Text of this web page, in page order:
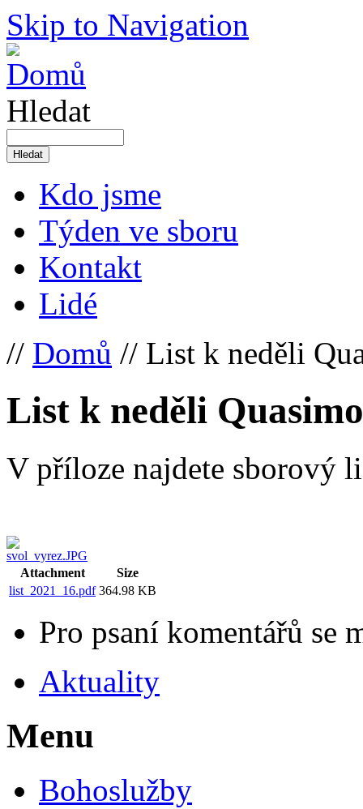
Skip to Navigation
Hledat
Kdo jsme
Týden ve sboru
Kontakt
Lidé
// Domů // List k neděli
List k neděli
V příloze najdete sborový
Attachment
Size
list_2021_16.pdf 364.98 KB
Pro psaní komentářů se
Aktuality
Menu
Bohoslužby